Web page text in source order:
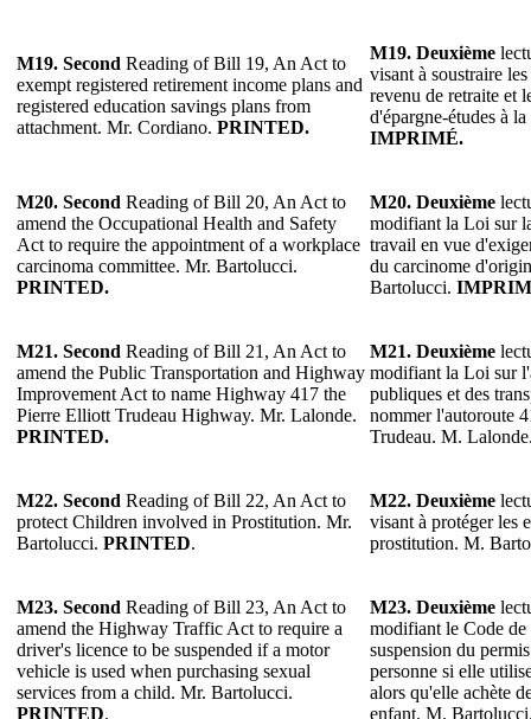
M19. Second Reading of Bill 19, An Act to
exempt registered retirement income plans and
registered education savings plans from
attachment. Mr. Cordiano. PRINTED.
M19. Deuxième
visant à soustraire
revenu de retraite et
d'épargne-études à
IMPRIMÉ.
M20. Second Reading of Bill 20, An Act to
amend the Occupational Health and Safety
Act to require the appointment of a workplace
carcinoma committee. Mr. Bartolucci.
PRINTED.
M20. Deuxième
modifiant la Loi sur
travail en vue
du carcinome
Bartolucci.
M21. Second Reading of Bill 21, An Act to
amend the Public Transportation and Highway
Improvement Act to name Highway 417 the
Pierre Elliott Trudeau Highway. Mr. Lalonde.
PRINTED.
M21. Deuxième
modifiant la Loi sur
publiques et des
nommer l'autoroute
Trudeau. M.
M22. Second Reading of Bill 22, An Act to
protect Children involved in Prostitution. Mr.
Bartolucci. PRINTED.
M22. Deuxième
visant à protéger les
prostitution. M.
M23. Second Reading of Bill 23, An Act to
amend the Highway Traffic Act to require a
driver's licence to be suspended if a motor
vehicle is used when purchasing sexual
services from a child. Mr. Bartolucci.
PRINTED.
M23. Deuxième
modifiant le Code
suspension du
personne si elle
alors qu'elle achète
enfant. M.